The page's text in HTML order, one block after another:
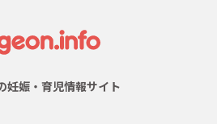
妊娠・育児情報サイト